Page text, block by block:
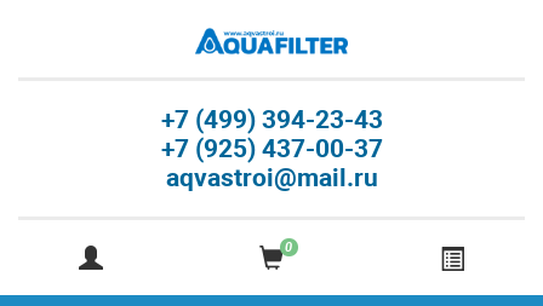
+7 (499) 394-23-43
+7 (925) 437-00-37
aqvastroi@mail.ru
0